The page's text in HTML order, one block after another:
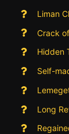
Liman
Crack
Hidden
Self-
Long